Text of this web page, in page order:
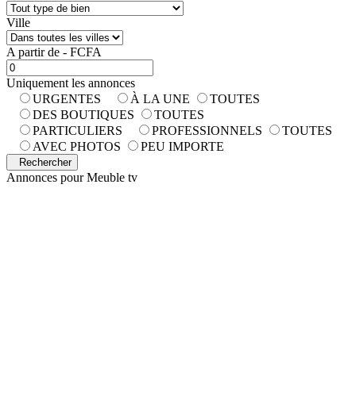
Ville
A partir de - FCFA
Uniquement les annonces
URGENTES
À LA UNE
TOUTES
DES BOUTIQUES
TOUTES
PARTICULIERS
PROFESSIONNELS
TOUTES
AVEC PHOTOS
PEU IMPORTE
Rechercher
Annonces pourMeuble tv